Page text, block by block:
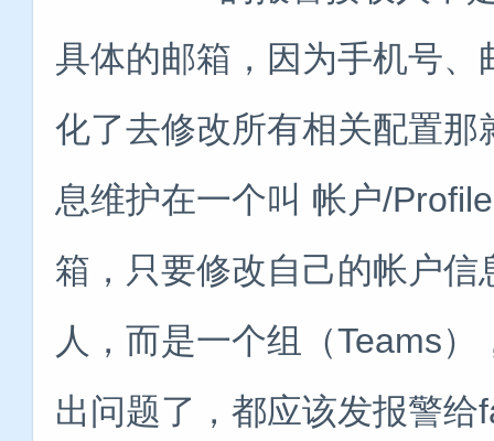
具体的邮箱，因为手机号
化了去修改所有相关配置
息维护在一个叫 帐户/
箱，只要修改自己的帐户
人，而是一个组（Teams
出问题了，都应该发报警